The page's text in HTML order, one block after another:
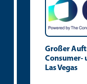
Großer
Consumer-
Las Vegas